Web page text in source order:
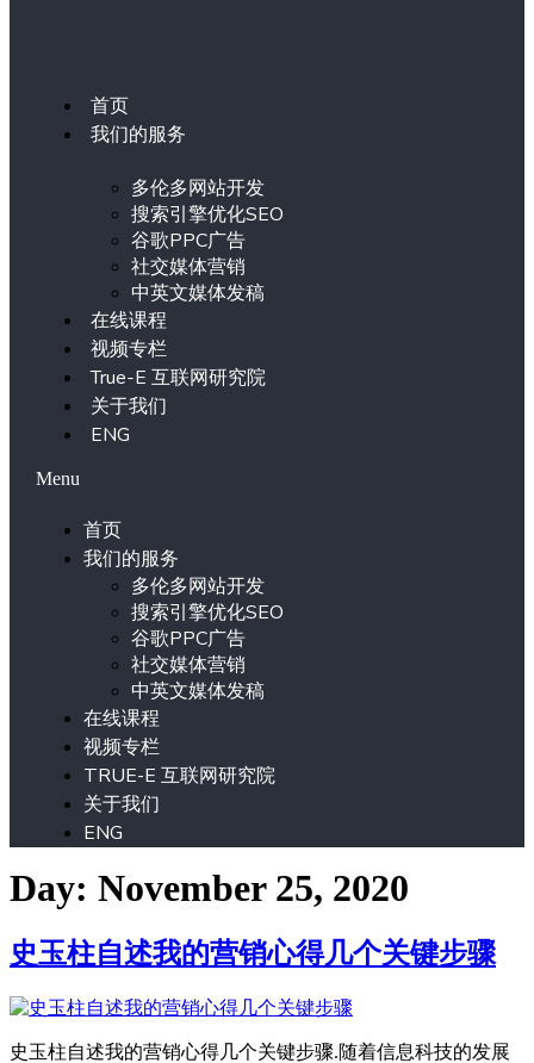
首页
我们的服务
多伦多网站开发
搜索引擎优化SEO
谷歌PPC广告
社交媒体营销
中英文媒体发稿
在线课程
视频专栏
True-E 互联网研究院
关于我们
ENG
Menu
首页
我们的服务
多伦多网站开发
搜索引擎优化SEO
谷歌PPC广告
社交媒体营销
中英文媒体发稿
在线课程
视频专栏
TRUE-E 互联网研究院
关于我们
ENG
Day: November 25, 2020
史玉柱自述我的营销心得几个关键步骤
史玉柱自述我的营销心得几个关键步骤.随着信息科技的发展